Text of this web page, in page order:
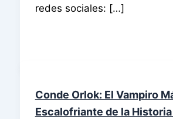
redes sociales: […]
Conde Orlok: El Vampiro
Escalofriante de la